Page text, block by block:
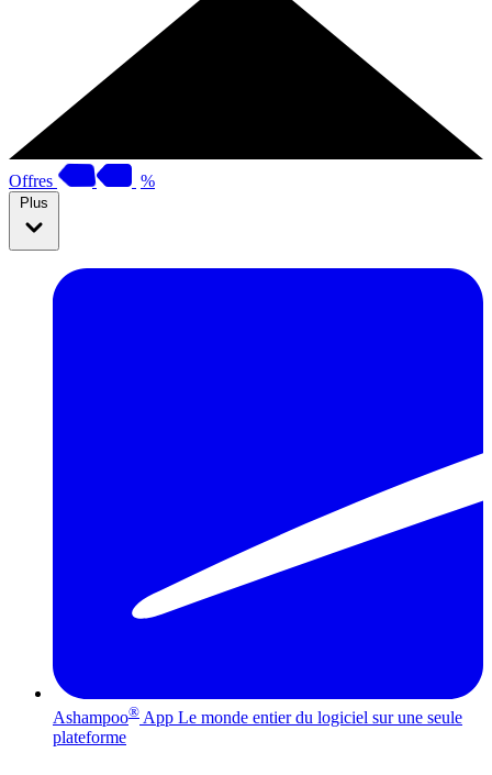
Offres %
Plus
Ashampoo® App Le monde entier du logiciel sur une seule
plateforme